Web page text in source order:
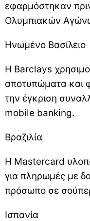
εφαρμόστηκαν
Ολυμπιακών
Ηνωμένο Βασίλειο
Η Barclays
αποτυπώματα και
την έγκριση
mobile banking.
Βραζιλία
Η Mastercard
για πληρωμές με
πρόσωπο σε
Ισπανία